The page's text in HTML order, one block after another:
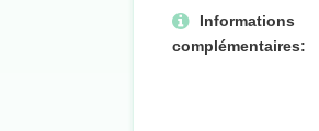
Informations
complémentaires: